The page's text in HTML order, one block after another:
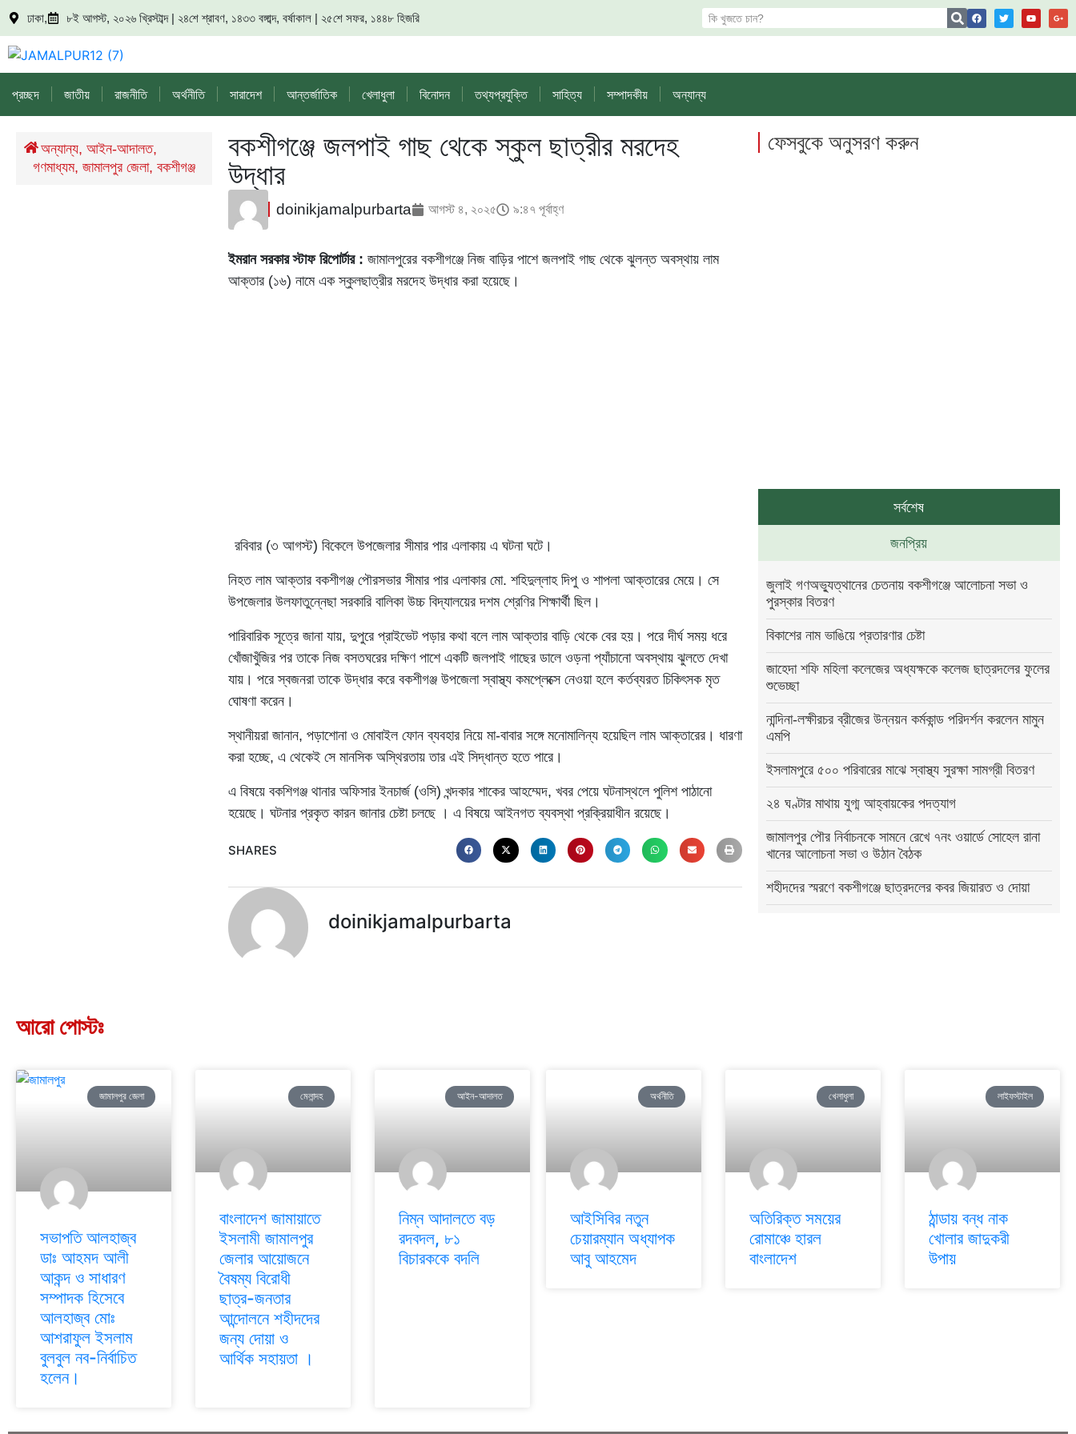
ঢাকা, ৮ই আগস্ট, ২০২৬ খ্রিস্টাব্দ | ২৪শে শ্রাবণ, ১৪৩৩ বঙ্গাব্দ, বর্ষাকাল | ২৫শে সফর, ১৪৪৮ হিজরি
প্রচ্ছদ জাতীয় রাজনীতি অর্থনীতি সারাদেশ আন্তর্জাতিক খেলাধুলা বিনোদন তথ্যপ্রযুক্তি সাহিত্য সম্পাদকীয় অন্যান্য
/অন্যান্য, আইন-আদালত,
গণমাধ্যম, জামালপুর জেলা, বকশীগঞ্জ
বকশীগঞ্জে জলপাই গাছ থেকে স্কুল ছাত্রীর মরদেহ
উদ্ধার
doinikjamalpurbarta আগস্ট ৪, ২০২৫ ৯:৪৭ পূর্বাহ্ণ
ইমরান সরকার স্টাফ রিপোর্টার : জামালপুরের বকশীগঞ্জে নিজ বাড়ির পাশে জলপাই গাছ থেকে ঝুলন্ত অবস্থায় লাম
আক্তার (১৬) নামে এক স্কুলছাত্রীর মরদেহ উদ্ধার করা হয়েছে।
রবিবার (৩ আগস্ট) বিকেলে উপজেলার সীমার পার এলাকায় এ ঘটনা ঘটে।
নিহত লাম আক্তার বকশীগঞ্জ পৌরসভার সীমার পার এলাকার মো. শহিদুল্লাহ দিপু ও শাপলা আক্তারের মেয়ে। সে
উপজেলার উলফাতুন্নেছা সরকারি বালিকা উচ্চ বিদ্যালয়ের দশম শ্রেণির শিক্ষার্থী ছিল।
পারিবারিক সূত্রে জানা যায়, দুপুরে প্রাইভেট পড়ার কথা বলে লাম আক্তার বাড়ি থেকে বের হয়। পরে দীর্ঘ সময় ধরে
খোঁজাখুঁজির পর তাকে নিজ বসতঘরের দক্ষিণ পাশে একটি জলপাই গাছের ডালে ওড়না প্যাঁচানো অবস্থায় ঝুলতে দেখা
যায়। পরে স্বজনরা তাকে উদ্ধার করে বকশীগঞ্জ উপজেলা স্বাস্থ্য কমপ্লেক্সে নেওয়া হলে কর্তব্যরত চিকিৎসক মৃত
ঘোষণা করেন।
স্থানীয়রা জানান, পড়াশোনা ও মোবাইল ফোন ব্যবহার নিয়ে মা-বাবার সঙ্গে মনোমালিন্য হয়েছিল লাম আক্তারের। ধারণা
করা হচ্ছে, এ থেকেই সে মানসিক অস্থিরতায় তার এই সিদ্ধান্ত হতে পারে।
এ বিষয়ে বকশিগঞ্জ থানার অফিসার ইনচার্জ (ওসি) খন্দকার শাকের আহম্মেদ, খবর পেয়ে ঘটনাস্থলে পুলিশ পাঠানো
হয়েছে। ঘটনার প্রকৃত কারন জানার চেষ্টা চলছে । এ বিষয়ে আইনগত ব্যবস্থা প্রক্রিয়াধীন রয়েছে।
SHARES
doinikjamalpurbarta
ফেসবুকে অনুসরণ করুন
সর্বশেষ
জনপ্রিয়
জুলাই গণঅভ্যুত্থানের চেতনায় বকশীগঞ্জে আলোচনা সভা ও
পুরস্কার বিতরণ
বিকাশের নাম ভাঙিয়ে প্রতারণার চেষ্টা
জাহেদা শফি মহিলা কলেজের অধ্যক্ষকে কলেজ ছাত্রদলের ফুলের
শুভেচ্ছা
নান্দিনা-লক্ষীরচর ব্রীজের উন্নয়ন কর্মকান্ড পরিদর্শন করলেন মামুন
এমপি
ইসলামপুরে ৫০০ পরিবারের মাঝে স্বাস্থ্য সুরক্ষা সামগ্রী বিতরণ
২৪ ঘণ্টার মাথায় যুগ্ম আহ্বায়কের পদত্যাগ
জামালপুর পৌর নির্বাচনকে সামনে রেখে ৭নং ওয়ার্ডে সোহেল রানা
খানের আলোচনা সভা ও উঠান বৈঠক
শহীদদের স্মরণে বকশীগঞ্জে ছাত্রদলের কবর জিয়ারত ও দোয়া
আরো পোস্টঃ
জামালপুর জেলা
সভাপতি আলহাজ্ব
ডাঃ আহমদ আলী
আকন্দ ও সাধারণ
সম্পাদক হিসেবে
আলহাজ্ব মোঃ
আশরাফুল ইসলাম
বুলবুল নব-নির্বাচিত
হলেন।
মেলান্দহ
বাংলাদেশ জামায়াতে
ইসলামী জামালপুর
জেলার আয়োজনে
বৈষম্য বিরোধী
ছাত্র-জনতার
আন্দোলনে শহীদদের
জন্য দোয়া ও
আর্থিক সহায়তা ।
আইন-আদালত
নিম্ন আদালতে বড়
রদবদল, ৮১
বিচারককে বদলি
অর্থনীতি
আইসিবির নতুন
চেয়ারম্যান অধ্যাপক
আবু আহমেদ
খেলাধুলা
অতিরিক্ত সময়ের
রোমাঞ্চে হারল
বাংলাদেশ
লাইফস্টাইল
ঠান্ডায় বন্ধ নাক
খোলার জাদুকরী
উপায়